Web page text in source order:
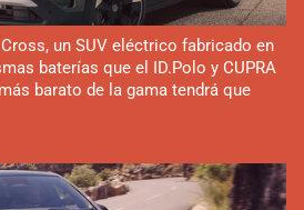
un SUV eléctrico fabricado en
baterías que el ID.Polo y CUPRA
barato de la gama tendrá que